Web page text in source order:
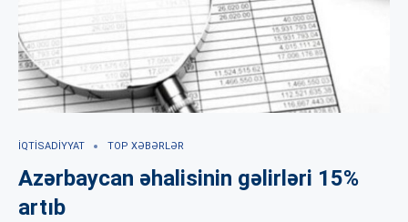
İQTISADIYYAT TOP XƏBƏRLƏR
Azərbaycan əhalisinin gəlirləri 15%
artıb